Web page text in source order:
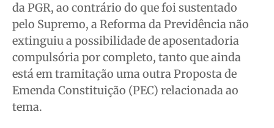
da PGR, ao contrário do que foi sustentado
pelo Supremo, a Reforma da Previdência não
extinguiu a possibilidade de aposentadoria
compulsória por completo, tanto que ainda
está em tramitação uma outra Proposta de
Emenda Constituição (PEC) relacionada ao
tema.